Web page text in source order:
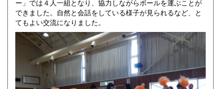
ー」では４人一組となり、協力しながらボールを運ぶことが
できました。自然と会話をしている様子が見られるなど、と
てもよい交流になりました。